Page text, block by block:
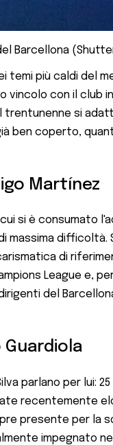
Barcellona
temi più caldi
vincolo con il club
si
ben coperto,
Martínez
si è consumato
massima difficoltà.
di
League e,
del
Guardiola
parlano per
recentemente
presente per la
impegnato